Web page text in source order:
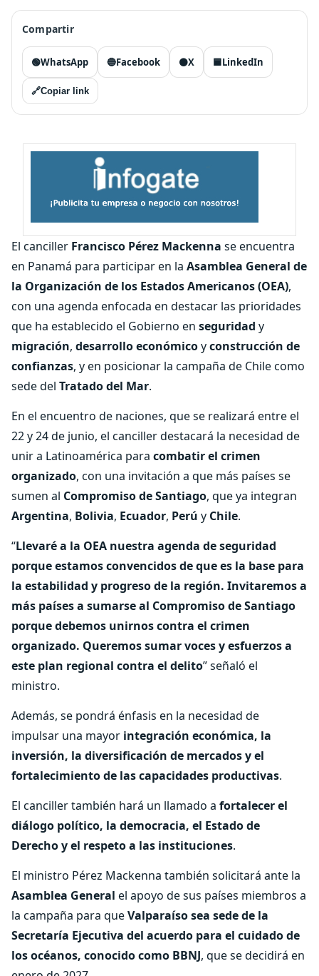
Compartir
🟢WhatsApp 🔵Facebook ⚫X 🟦LinkedIn
🔗Copiar link
El canciller Francisco Pérez Mackenna se encuentra
en Panamá para participar en la Asamblea General de
la Organización de los Estados Americanos (OEA),
con una agenda enfocada en destacar las prioridades
que ha establecido el Gobierno en seguridad y
migración, desarrollo económicoyconstrucción de
confianzas, y en posicionar la campaña de Chile como
sede del Tratado del Mar.
En el encuentro de naciones, que se realizará entre el
22 y 24 de junio, el canciller destacará la necesidad de
unir a Latinoamérica para combatir el crimen
organizado, con una invitación a que más países se
sumen al Compromiso de Santiago, que ya integran
Argentina, Bolivia, Ecuador, Perú y Chile.
“Llevaré a la OEA nuestra agenda de seguridad
porque estamos convencidos de que es la base para
la estabilidad y progreso de la región. Invitaremos a
más países a sumarse al Compromiso de Santiago
porque debemos unirnos contra el crimen
organizado. Queremos sumar voces y esfuerzos a
este plan regional contra el delito” señaló el
ministro.
Además, se pondrá énfasis en la necesidad de
impulsar una mayor integración económica, la
inversión, la diversificación de mercados y el
fortalecimiento de las capacidades productivas.
El canciller también hará un llamado a fortalecer el
diálogo político, la democracia, el Estado de
Derecho y el respeto a las instituciones.
El ministro Pérez Mackenna también solicitará ante la
Asamblea General el apoyo de sus países miembros a
la campaña para queValparaíso sea sede de la
Secretaría Ejecutiva del acuerdo para el cuidado de
los océanos, conocido como BBNJ, que se decidirá en